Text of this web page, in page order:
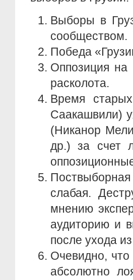
Выборы в
сообществом.
Победа
Оппозиция на
расколота.
Время
Саакашвили)
(Никанор
др.) за счет
слабая.
мнению
аудиторию и
после ухода
Очевидно,
абсолютно